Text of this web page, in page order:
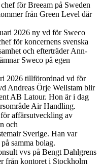
för Breeam på Sweden
från Green Level där
2026 ny vd för Sweco
för koncernens svenska
och efterträder Ann-
Sweco på egen
2026 tillförordnad vd för
Andreas Örje Wellstam blir
AB Latour. Hon är i dag
Air Handling.
affärsutveckling av
och
Sverige. Han var
samma bolag.
vvs på Bengt Dahlgrens
från kontoret i Stockholm